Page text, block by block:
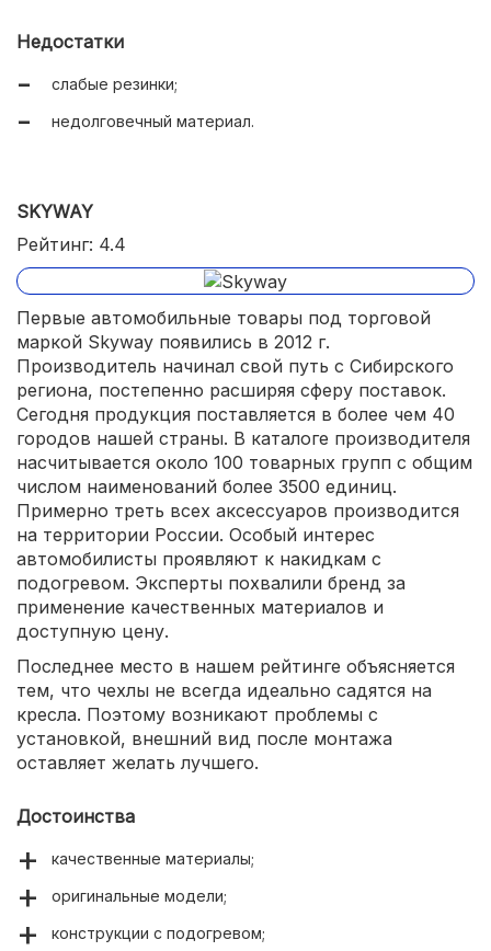
Недостатки
слабые резинки;
недолговечный материал.
SKYWAY
Рейтинг: 4.4
Первые автомобильные товары под торговой
маркой Skyway появились в 2012 г.
Производитель начинал свой путь с Сибирского
региона, постепенно расширяя сферу поставок.
Сегодня продукция поставляется в более чем 40
городов нашей страны. В каталоге производителя
насчитывается около 100 товарных групп с общим
числом наименований более 3500 единиц.
Примерно треть всех аксессуаров производится
на территории России. Особый интерес
автомобилисты проявляют к накидкам с
подогревом. Эксперты похвалили бренд за
применение качественных материалов и
доступную цену.
Последнее место в нашем рейтинге объясняется
тем, что чехлы не всегда идеально садятся на
кресла. Поэтому возникают проблемы с
установкой, внешний вид после монтажа
оставляет желать лучшего.
Достоинства
качественные материалы;
оригинальные модели;
конструкции с подогревом;